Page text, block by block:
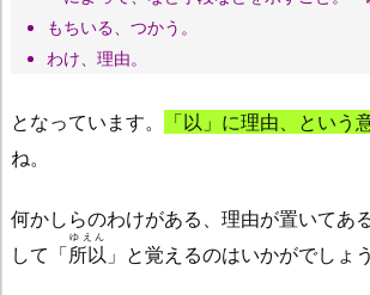
もちいる、つかう。
わけ、理由。
となっています。 「以」に理由、という
ね。
何かしらのわけがある、理由が置いてあ
して「所以
ゆえん
」と覚えるのはいかがでしょ